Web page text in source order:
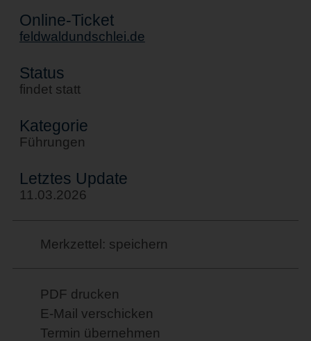
Online-Ticket
feldwaldundschlei.de
Status
findet statt
Kategorie
Führungen
Letztes Update
11.03.2026
Merkzettel: speichern
PDF drucken
E-Mail verschicken
Termin übernehmen